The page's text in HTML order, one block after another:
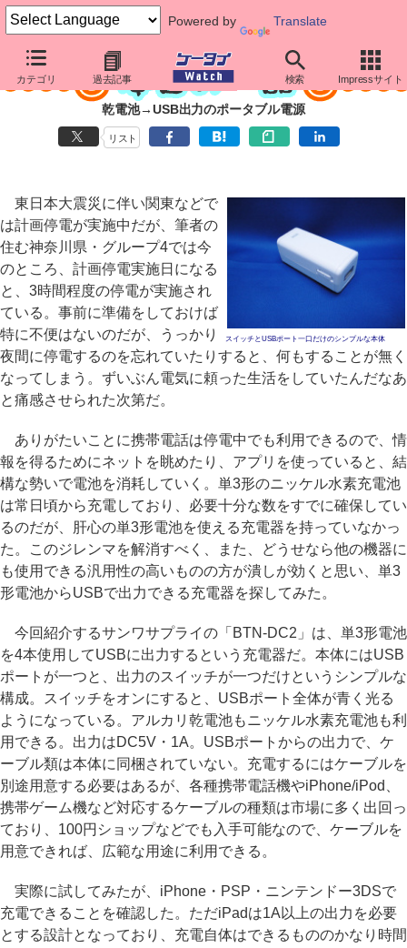
Powered by Translate
カテゴリ 過去記事 検索 Impressサイト
乾電池→USB出力のポータブル電源
リスト
スイッチとUSBポート一口だけのシンプルな本体
東日本大震災に伴い関東などで
は計画停電が実施中だが、筆者の
住む神奈川県・グループ4では今
のところ、計画停電実施日になる
と、3時間程度の停電が実施され
ている。事前に準備をしておけば
特に不便はないのだが、うっかり
夜間に停電するのを忘れていたりすると、何もすることが無く
なってしまう。ずいぶん電気に頼った生活をしていたんだなあ
と痛感させられた次第だ。
ありがたいことに携帯電話は停電中でも利用できるので、情
報を得るためにネットを眺めたり、アプリを使っていると、結
構な勢いで電池を消耗していく。単3形のニッケル水素充電池
は常日頃から充電しており、必要十分な数をすでに確保してい
るのだが、肝心の単3形電池を使える充電器を持っていなかっ
た。このジレンマを解消すべく、また、どうせなら他の機器に
も使用できる汎用性の高いものの方が潰しが効くと思い、単3
形電池からUSBで出力できる充電器を探してみた。
今回紹介するサンワサプライの「BTN-DC2」は、単3形電池
を4本使用してUSBに出力するという充電器だ。本体にはUSB
ポートが一つと、出力のスイッチが一つだけというシンプルな
構成。スイッチをオンにすると、USBポート全体が青く光る
ようになっている。アルカリ乾電池もニッケル水素充電池も利
用できる。出力はDC5V・1A。USBポートからの出力で、ケ
ーブル類は本体に同梱されていない。充電するにはケーブルを
別途用意する必要はあるが、各種携帯電話機やiPhone/iPod、
携帯ゲーム機など対応するケーブルの種類は市場に多く出回っ
ており、100円ショップなどでも入手可能なので、ケーブルを
用意できれば、広範な用途に利用できる。
実際に試してみたが、iPhone・PSP・ニンテンドー3DSで
充電できることを確認した。ただiPadは1A以上の出力を必要
とする設計となっており、充電自体はできるもののかなり時間